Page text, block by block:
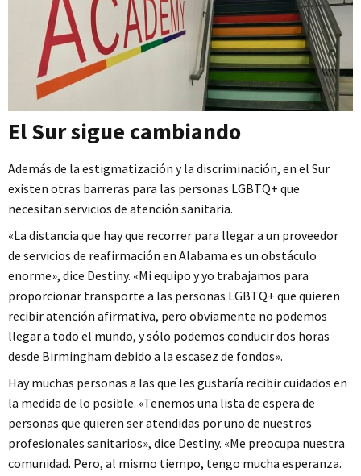
El Sur sigue cambiando
Además de la estigmatización y la discriminación, en el Sur
existen otras barreras para las personas LGBTQ+ que
necesitan servicios de atención sanitaria.
«La distancia que hay que recorrer para llegar a un proveedor
de servicios de reafirmación en Alabama es un obstáculo
enorme», dice Destiny. «Mi equipo y yo trabajamos para
proporcionar transporte a las personas LGBTQ+ que quieren
recibir atención afirmativa, pero obviamente no podemos
llegar a todo el mundo, y sólo podemos conducir dos horas
desde Birmingham debido a la escasez de fondos».
Hay muchas personas a las que les gustaría recibir cuidados en
la medida de lo posible. «Tenemos una lista de espera de
personas que quieren ser atendidas por uno de nuestros
profesionales sanitarios», dice Destiny. «Me preocupa nuestra
comunidad. Pero, al mismo tiempo, tengo mucha esperanza.